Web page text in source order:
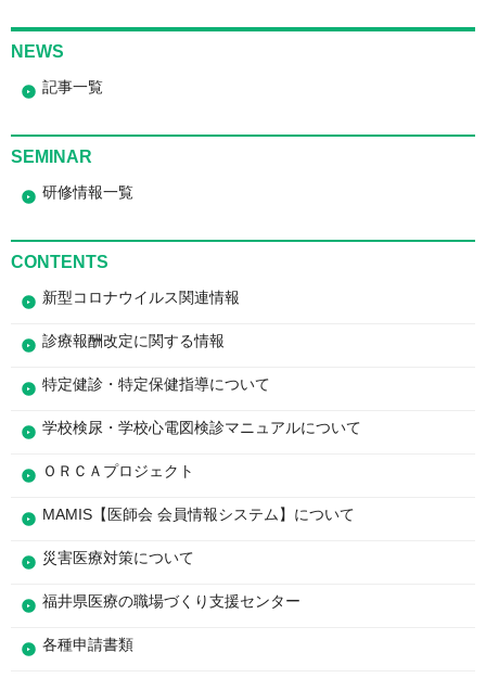
NEWS
記事一覧
SEMINAR
研修情報一覧
CONTENTS
新型コロナウイルス関連情報
診療報酬改定に関する情報
特定健診・特定保健指導について
学校検尿・学校心電図検診マニュアルについて
ＯＲＣＡプロジェクト
MAMIS【医師会 会員情報システム】について
災害医療対策について
福井県医療の職場づくり支援センター
各種申請書類